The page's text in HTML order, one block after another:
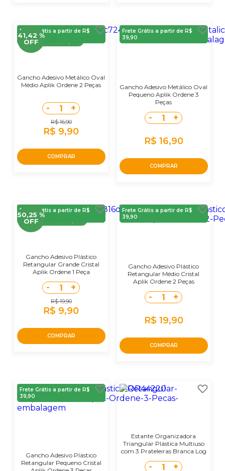
Frete Grátis a partir de R$
39,90
41,42 %
OFF
Economize
Gancho Adesivo Metálico Oval
Médio Aplik Ordene 2 Peças
- 1 +
R$ 16,90
R$ 9,90
COMPRAR
Frete Grátis a partir de R$
39,90
Gancho Adesivo Metálico Oval
Pequeno Aplik Ordene 3
Peças
- 1 +
R$ 16,90
COMPRAR
Frete Grátis a partir de R$
39,90
50,25 %
OFF
Economize
Gancho Adesivo Plástico
Retangular Grande Cristal
Aplik Ordene 1 Peça
- 1 +
R$ 19,90
R$ 9,90
COMPRAR
Frete Grátis a partir de R$
39,90
Gancho Adesivo Plástico
Retangular Médio Cristal
Aplik Ordene 2 Peças
- 1 +
R$ 19,90
COMPRAR
Frete Grátis a partir de R$
39,90
Gancho Adesivo Plástico
Retangular Pequeno Cristal
Estante Organizadora
Triangular Plástica Multiuso
com 3 Prateleiras Branca Log
- 1 +